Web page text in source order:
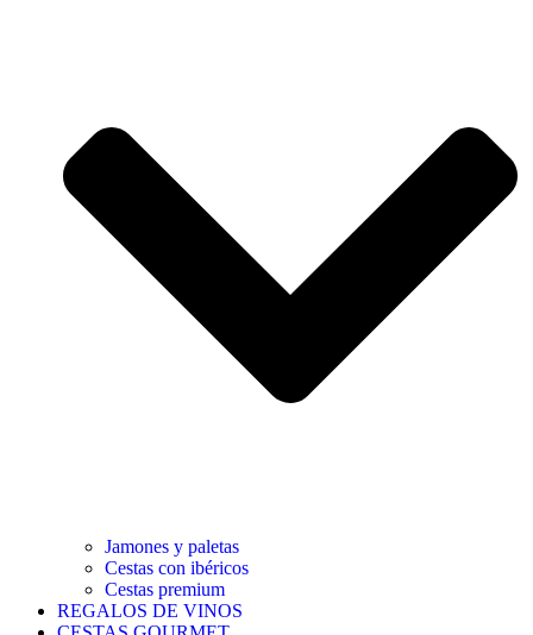
Jamones y paletas
Cestas con ibéricos
Cestas premium
REGALOS DE VINOS